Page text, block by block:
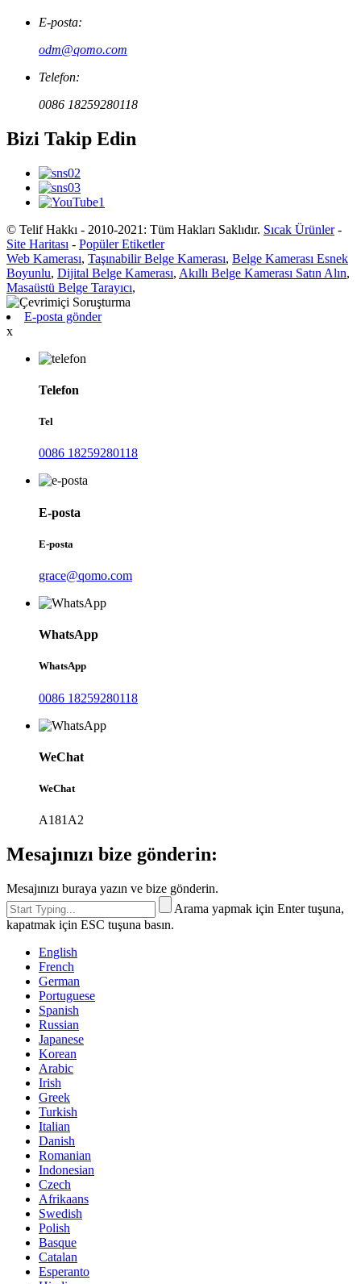
E-posta:
odm@qomo.com
Telefon:
0086 18259280118
Bizi Takip Edin
© Telif Hakkı - 2010-2021: Tüm Hakları Saklıdır. Sıcak Ürünler-
Site Haritası - Popüler Etiketler
Web Kamerası, Taşınabilir Belge Kamerası, Belge Kamerası Esnek
Boyunlu, Dijital Belge Kamerası, Akıllı Belge Kamerası Satın Alın,
Masaüstü Belge Tarayıcı,
E-posta gönder
x
Telefon
Tel
0086 18259280118
E-posta
E-posta
grace@qomo.com
WhatsApp
WhatsApp
0086 18259280118
WeChat
WeChat
A181A2
Mesajınızı bize gönderin:
Mesajınızı buraya yazın ve bize gönderin.
Arama yapmak için Enter tuşuna,
kapatmak için ESC tuşuna basın.
English
French
German
Portuguese
Spanish
Russian
Japanese
Korean
Arabic
Irish
Greek
Turkish
Italian
Danish
Romanian
Indonesian
Czech
Afrikaans
Swedish
Polish
Basque
Catalan
Esperanto